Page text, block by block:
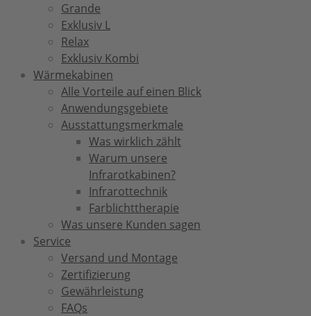
Grande
Exklusiv L
Relax
Exklusiv Kombi
Wärmekabinen
Alle Vorteile auf einen Blick
Anwendungsgebiete
Ausstattungsmerkmale
Was wirklich zählt
Warum unsere
Infrarotkabinen?
Infrarottechnik
Farblichttherapie
Was unsere Kunden sagen
Service
Versand und Montage
Zertifizierung
Gewährleistung
FAQs